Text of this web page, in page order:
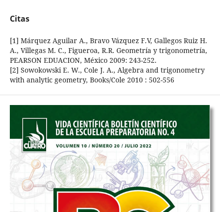
Citas
[1] Márquez Aguilar A., Bravo Vázquez F.V, Gallegos Ruiz H.
A., Villegas M. C., Figueroa, R.R. Geometría y trigonometría,
PEARSON EDUACION, México 2009: 243-252.
[2] Sowokowski E. W., Cole J. A., Algebra and trigonometry
with analytic geometry, Books/Cole 2010 : 502-556